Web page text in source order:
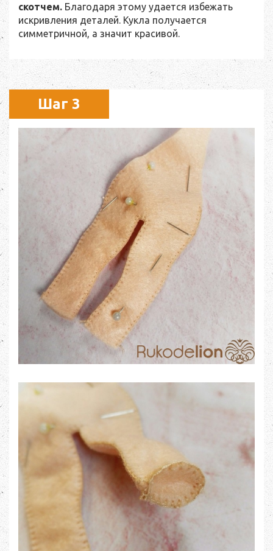
скотчем. Благодаря этому удается избежать
искривления деталей. Кукла получается
симметричной, а значит красивой.
Шаг 3